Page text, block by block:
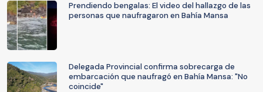
Prendiendo bengalas: El video del hallazgo de las
personas que naufragaron en Bahía Mansa
Delegada Provincial confirma sobrecarga de
embarcación que naufragó en Bahía Mansa: "No
coincide"